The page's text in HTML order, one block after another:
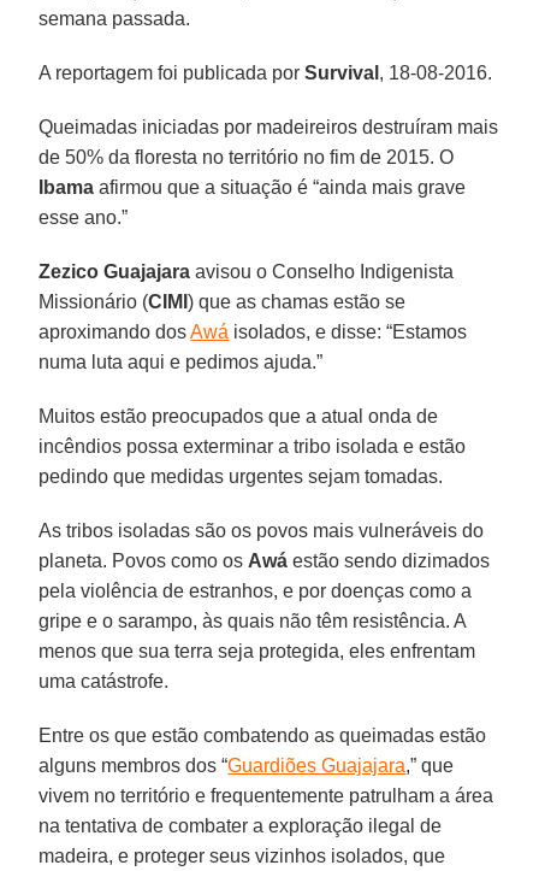
semana passada.
A reportagem foi publicada porSurvival , 18-08-2016.
Queimadas iniciadas por madeireiros destruíram mais
de 50% da floresta no território no fim de 2015. O
Ibama afirmou que a situação é “ainda mais grave
esse ano.”
Zezico Guajajara avisou o Conselho Indigenista
Missionário (CIMI) que as chamas estão se
aproximando dosAwá isolados, e disse: “Estamos
numa luta aqui e pedimos ajuda.”
Muitos estão preocupados que a atual onda de
incêndios possa exterminar a tribo isolada e estão
pedindo que medidas urgentes sejam tomadas.
As tribos isoladas são os povos mais vulneráveis do
planeta. Povos como os Awá estão sendo dizimados
pela violência de estranhos, e por doenças como a
gripe e o sarampo, às quais não têm resistência. A
menos que sua terra seja protegida, eles enfrentam
uma catástrofe.
Entre os que estão combatendo as queimadas estão
alguns membros dos “Guardiões Guajajara,” que
vivem no território e frequentemente patrulham a área
na tentativa de combater a exploração ilegal de
madeira, e proteger seus vizinhos isolados, que